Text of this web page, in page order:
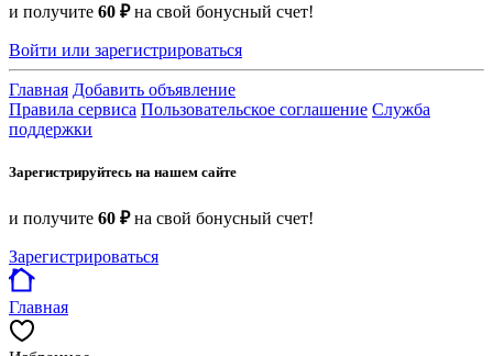
и получите 60 ₽на свой бонусный счет!
Войти или зарегистрироваться
Главная Добавить объявление
Правила сервиса Пользовательское соглашение Служба
поддержки
Зарегистрируйтесь на нашем сайте
и получите 60 ₽на свой бонусный счет!
Зарегистрироваться
Главная